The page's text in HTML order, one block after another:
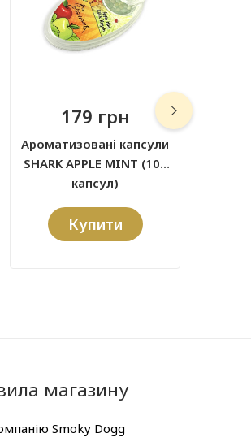
179 грн
Ароматизовані капсули
SHARK APPLE MINT (100
капсул)
Купити
магазину
Smoky Dogg